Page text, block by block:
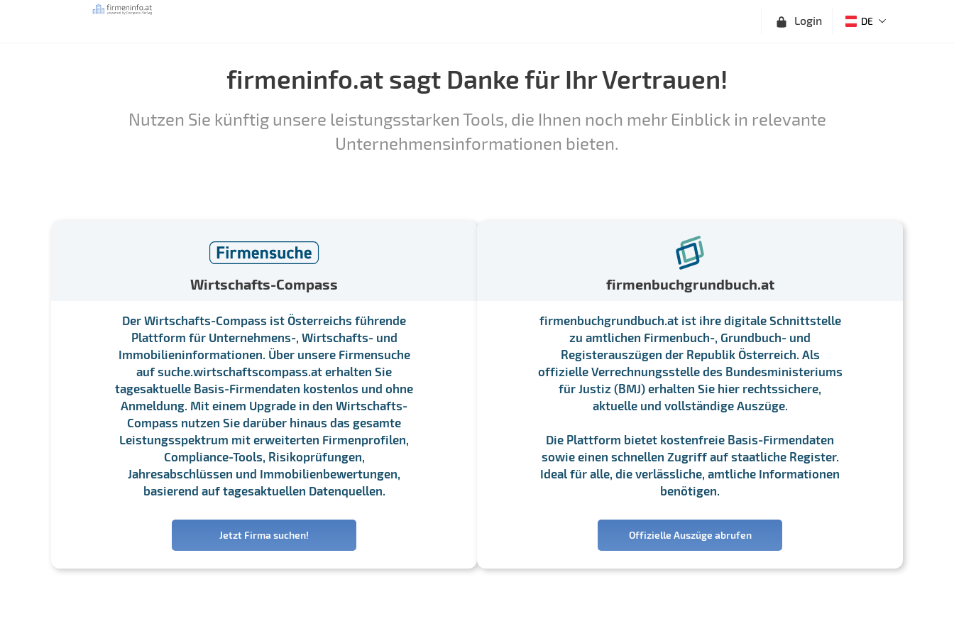
Login DE
firmeninfo.at sagt Danke für Ihr Vertrauen!
Nutzen Sie künftig unsere leistungsstarken Tools, die Ihnen noch mehr Einblick in relevante
Unternehmensinformationen bieten.
Wirtschafts-Compass
Der Wirtschafts-Compass ist Österreichs führende
Plattform für Unternehmens-, Wirtschafts- und
Immobilieninformationen. Über unsere Firmensuche
auf suche.wirtschaftscompass.at erhalten Sie
tagesaktuelle Basis-Firmendaten kostenlos und ohne
Anmeldung. Mit einem Upgrade in den Wirtschafts-
Compass nutzen Sie darüber hinaus das gesamte
Leistungsspektrum mit erweiterten Firmenprofilen,
Compliance-Tools, Risikoprüfungen,
Jahresabschlüssen und Immobilienbewertungen,
basierend auf tagesaktuellen Datenquellen.
Jetzt Firma suchen!
firmenbuchgrundbuch.at
firmenbuchgrundbuch.at ist ihre digitale Schnittstelle
zu amtlichen Firmenbuch-, Grundbuch- und
Registerauszügen der Republik Österreich. Als
offizielle Verrechnungsstelle des Bundesministeriums
für Justiz (BMJ) erhalten Sie hier rechtssichere,
aktuelle und vollständige Auszüge.
Die Plattform bietet kostenfreie Basis-Firmendaten
sowie einen schnellen Zugriff auf staatliche Register.
Ideal für alle, die verlässliche, amtliche Informationen
benötigen.
Offizielle Auszüge abrufen